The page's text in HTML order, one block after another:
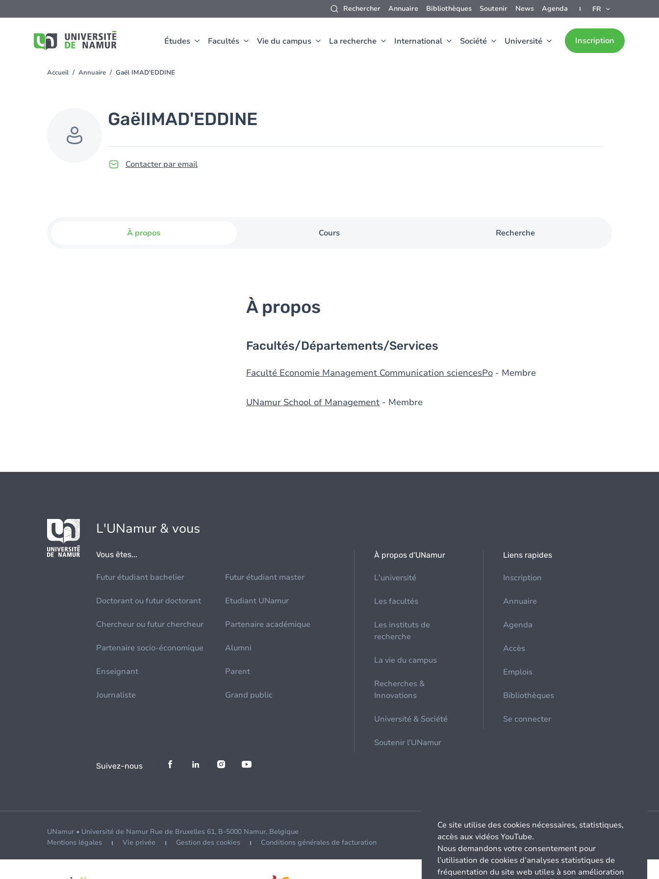
Rechercher Annuaire Bibliothèques Soutenir News Agenda FR
Études Facultés Vie du campus La recherche International Société Université Inscription
au
You
Accueil Annuaire Gaël IMAD'EDDINE
GaëlIMAD'EDDINE
Contacter par email
À propos Cours Recherche
À propos
Facultés/Départements/Services
Faculté Economie Management Communication sciencesPo - Membre
UNamur School of Management - Membre
L'UNamur & vous
Vous êtes...
Futur étudiant bachelier Futur étudiant master
Doctorant ou futur doctorant Etudiant UNamur
Chercheur ou futur chercheur Partenaire académique
Partenaire socio-économique Alumni
Enseignant Parent
Journaliste Grand public
À propos d'UNamur
L'université
Les facultés
Les instituts de
recherche
La vie du campus
Recherches &
Innovations
Université & Société
Soutenir l'UNamur
Liens rapides
Inscription
Annuaire
Agenda
Accès
Emplois
Bibliothèques
Se connecter
Suivez-nous
UNamur • Université de Namur Rue de Bruxelles 61, B-5000 Namur, Belgique
Mentions légales
Vie privée Gestion des cookies Conditions générales de facturation
Ce site utilise des cookies nécessaires, statistiques,
accès aux vidéos YouTube.
Nous demandons votre consentement pour
l’utilisation de cookies d’analyses statistiques de
fréquentation du site web utiles à son amélioration